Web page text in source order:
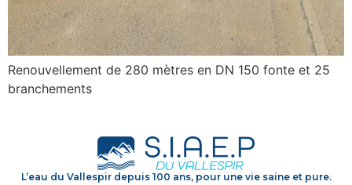
Renouvellement de 280 mètres en DN 150 fonte et 25
branchements
L’eau du Vallespir depuis 100 ans, pour une vie saine et pure.